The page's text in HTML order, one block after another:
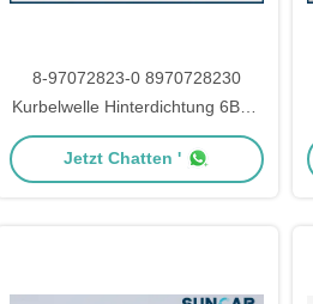
8-97072823-0 8970728230
Kurbelwelle Hinterdichtung 6BG1
Ersatz
Jetzt Chatten '